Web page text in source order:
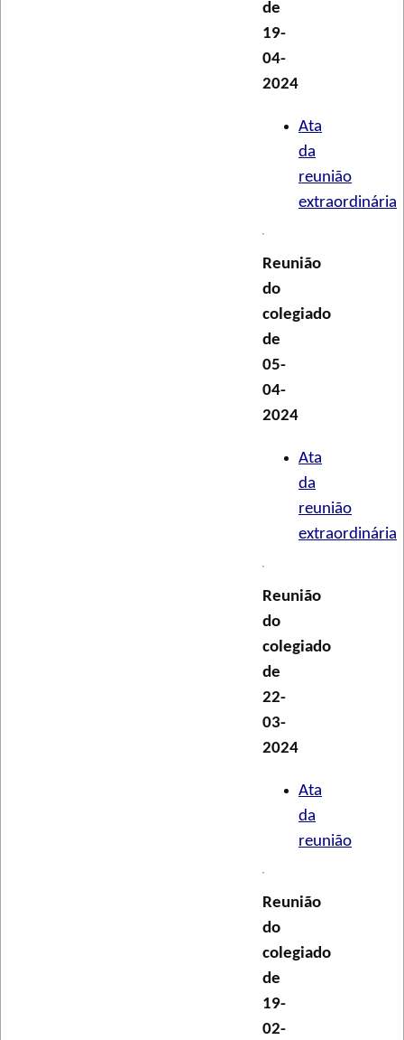
de
19-
04-
2024
Ata
da
reunião
extraordinária
Reunião
do
colegiado
de
05-
04-
2024
Ata
da
reunião
extraordinária
Reunião
do
colegiado
de
22-
03-
2024
Ata
da
reunião
Reunião
do
colegiado
de
19-
02-